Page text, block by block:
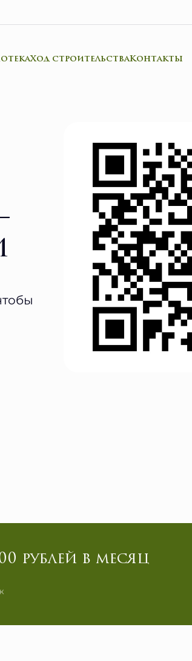
Ход строительстваКонтакты
рублей в месяц